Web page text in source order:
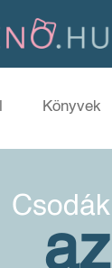
Könyvek
Csodák
az